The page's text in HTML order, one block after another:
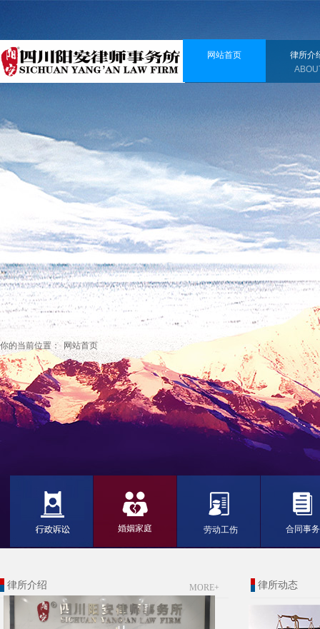
网站首页
律所介
你的当前位置： 网站首页
婚姻家庭 合同事务
劳动工伤
律所动态
律所介绍 MORE+